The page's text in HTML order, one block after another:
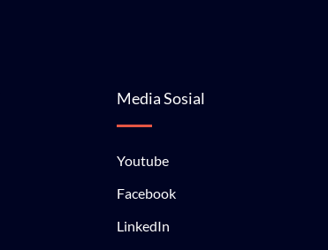
Media Sosial
Youtube
Facebook
LinkedIn